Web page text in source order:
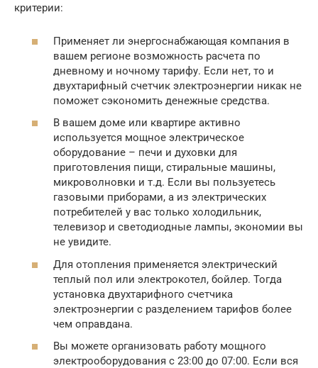
критерии:
Применяет ли энергоснабжающая компания в
вашем регионе возможность расчета по
дневному и ночному тарифу. Если нет, то и
двухтарифный счетчик электроэнергии никак не
поможет сэкономить денежные средства.
В вашем доме или квартире активно
используется мощное электрическое
оборудование – печи и духовки для
приготовления пищи, стиральные машины,
микроволновки и т.д. Если вы пользуетесь
газовыми приборами, а из электрических
потребителей у вас только холодильник,
телевизор и светодиодные лампы, экономии вы
не увидите.
Для отопления применяется электрический
теплый пол или электрокотел, бойлер. Тогда
установка двухтарифного счетчика
электроэнергии с разделением тарифов более
чем оправдана.
Вы можете организовать работу мощного
электрооборудования с 23:00 до 07:00. Если вся